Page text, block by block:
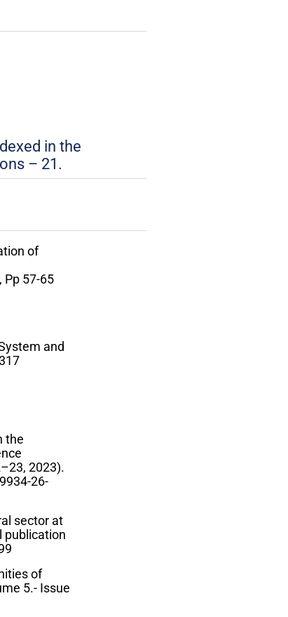
in the
– 21.
of
Pp 57-65
and
the
2023).
26-
sector at
publication
of
5.- Issue